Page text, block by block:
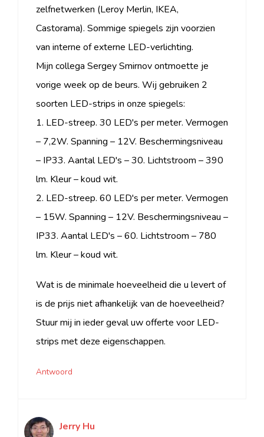
zelfnetwerken (Leroy Merlin, IKEA,
Castorama). Sommige spiegels zijn voorzien
van interne of externe LED-verlichting.
Mijn collega Sergey Smirnov ontmoette je
vorige week op de beurs. Wij gebruiken 2
soorten LED-strips in onze spiegels:
1. LED-streep. 30 LED's per meter. Vermogen
– 7,2W. Spanning – 12V. Beschermingsniveau
– IP33. Aantal LED's – 30. Lichtstroom – 390
lm. Kleur – koud wit.
2. LED-streep. 60 LED's per meter. Vermogen
– 15W. Spanning – 12V. Beschermingsniveau –
IP33. Aantal LED's – 60. Lichtstroom – 780
lm. Kleur – koud wit.
Wat is de minimale hoeveelheid die u levert of
is de prijs niet afhankelijk van de hoeveelheid?
Stuur mij in ieder geval uw offerte voor LED-
strips met deze eigenschappen.
Antwoord
Jerry Hu